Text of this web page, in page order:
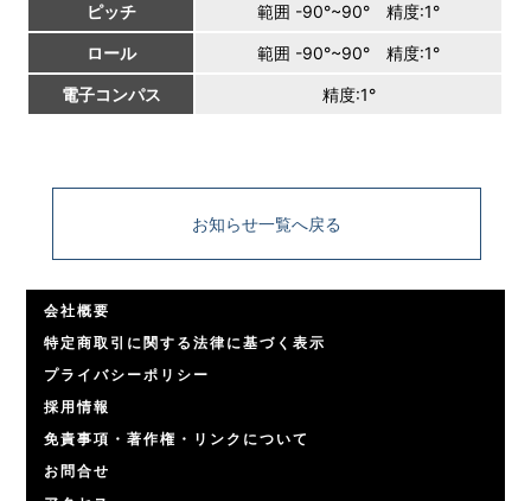
ピッチ 範囲 -90°~90° 精度:1°
ロール 範囲 -90°~90° 精度:1°
電子コンパス 精度:1°
お知らせ一覧へ戻る
会社概要
特定商取引に関する法律に基づく表示
プライバシーポリシー
採用情報
免責事項・著作権・リンクについて
お問合せ